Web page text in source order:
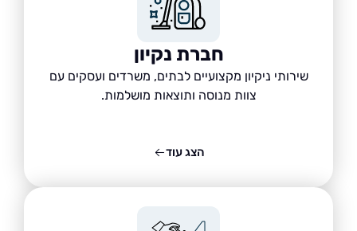
חברת נקיון
שירותי ניקיון מקצועיים לבתים, משרדים ועסקים עם
צוות מנוסה ותוצאות מושלמות.